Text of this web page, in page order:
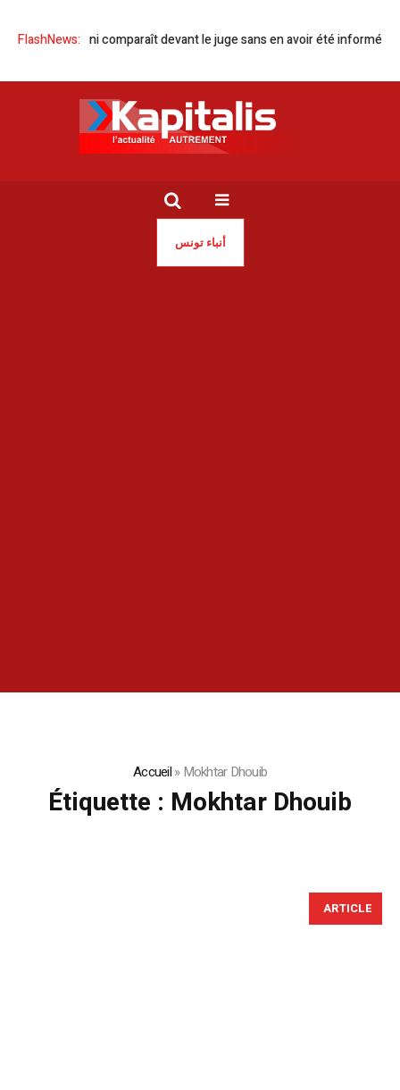
FlashNews:
Sonia Dahmani comparaît devant le juge sans en avoir été informée
أنباء تونس
Accueil»Mokhtar Dhouib
Étiquette : Mokhtar Dhouib
ARTICLE